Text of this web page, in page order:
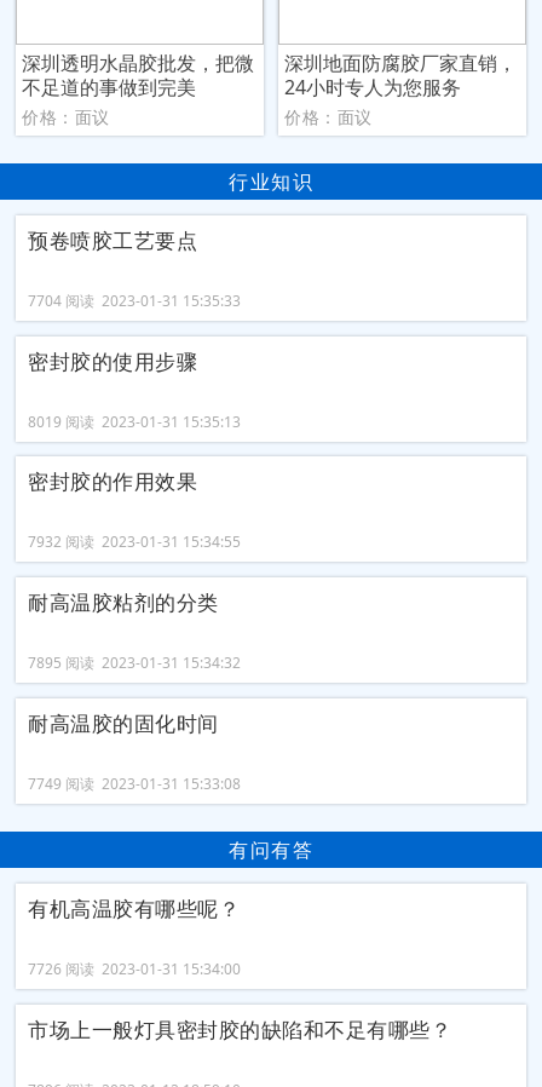
深圳透明水晶胶批发，把微
不足道的事做到完美
价格：面议
深圳地面防腐胶厂家直销，
24小时专人为您服务
价格：面议
行业知识
预卷喷胶工艺要点
7704 阅读 2023-01-31 15:35:33
密封胶的使用步骤
8019 阅读 2023-01-31 15:35:13
密封胶的作用效果
7932 阅读 2023-01-31 15:34:55
耐高温胶粘剂的分类
7895 阅读 2023-01-31 15:34:32
耐高温胶的固化时间
7749 阅读 2023-01-31 15:33:08
有问有答
有机高温胶有哪些呢？
7726 阅读 2023-01-31 15:34:00
市场上一般灯具密封胶的缺陷和不足有哪些？